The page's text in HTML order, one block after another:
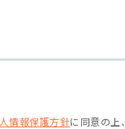
情報保護方針に同意の上、